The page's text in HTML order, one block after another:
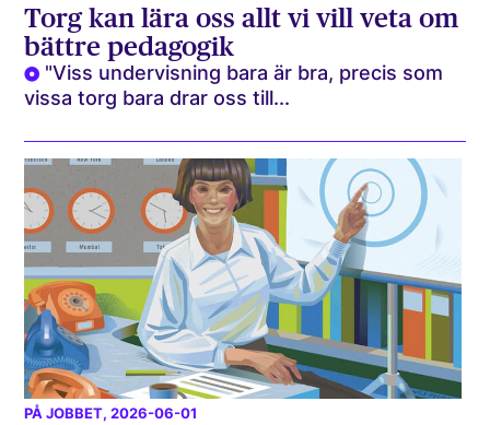
Torg kan lära oss allt vi vill veta om
bättre pedagogik
"Viss undervisning bara är bra, precis som
vissa torg bara drar oss till...
PÅ JOBBET, 2026-06-01